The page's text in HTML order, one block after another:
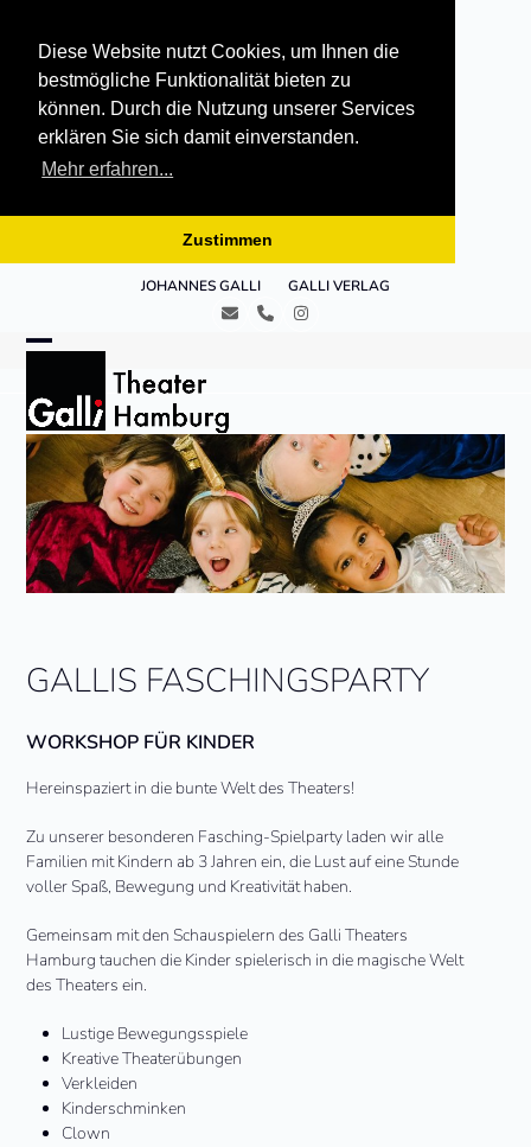
Diese Website nutzt Cookies, um Ihnen die
bestmögliche Funktionalität bieten zu
können. Durch die Nutzung unserer Services
erklären Sie sich damit einverstanden.
Mehr erfahren...
Zustimmen
JOHANNES GALLI GALLI VERLAG
E- TelefonInstagram
mobile
menu
mobile
menu
GALLIS FASCHINGSPARTY
WORKSHOP FÜR KINDER
Hereinspaziert in die bunte Welt des Theaters!
Zu unserer besonderen Fasching-Spielparty laden wir alle
Familien mit Kindern ab 3 Jahren ein, die Lust auf eine Stunde
voller Spaß, Bewegung und Kreativität haben.
Gemeinsam mit den Schauspielern des Galli Theaters
Hamburg tauchen die Kinder spielerisch in die magische Welt
des Theaters ein.
Lustige Bewegungsspiele
Kreative Theaterübungen
Verkleiden
Kinderschminken
Clown